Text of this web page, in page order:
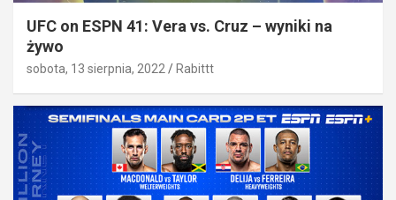
UFC on ESPN 41: Vera vs. Cruz – wyniki na
żywo
sobota, 13 sierpnia, 2022 Rabittt